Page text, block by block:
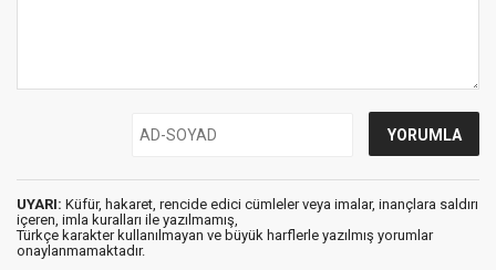
UYARI: Küfür, hakaret, rencide edici cümleler veya imalar, inançlara saldırı
içeren, imla kuralları ile yazılmamış,
Türkçe karakter kullanılmayan ve büyük harflerle yazılmış yorumlar
onaylanmamaktadır.